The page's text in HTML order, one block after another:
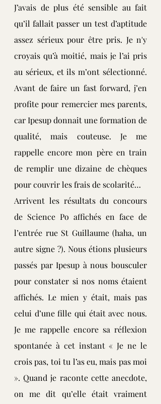
J’avais de plus été sensible au fait
qu’il fallait passer un test d’aptitude
assez sérieux pour être pris. Je n'y
croyais qu’à moitié, mais je l’ai pris
au sérieux, et ils m’ont sélectionné.
Avant de faire un fast forward, j’en
profite pour remercier mes parents,
car Ipesup donnait une formation de
qualité, mais couteuse. Je me
rappelle encore mon père en train
de remplir une dizaine de chèques
pour couvrir les frais de scolarité…
Arrivent les résultats du concours
de Science Po affichés en face de
l’entrée rue St Guillaume (haha, un
autre signe ?). Nous étions plusieurs
passés par Ipesup à nous bousculer
pour constater si nos noms étaient
affichés. Le mien y était, mais pas
celui d’une fille qui était avec nous.
Je me rappelle encore sa réflexion
spontanée à cet instant « Je ne le
crois pas, toi tu l’as eu, mais pas moi
». Quand je raconte cette anecdote,
on me dit qu’elle était vraiment